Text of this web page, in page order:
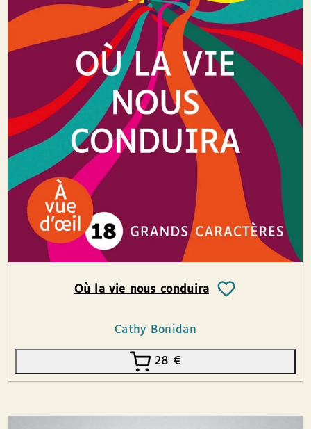
Où la vie nous conduira
Cathy Bonidan
28 €